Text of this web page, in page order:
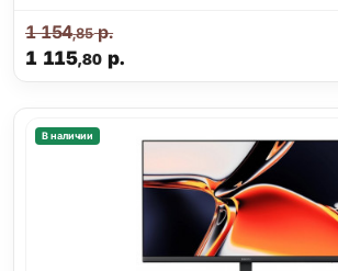
1 115,80 р.
1 154,85р.
В наличии